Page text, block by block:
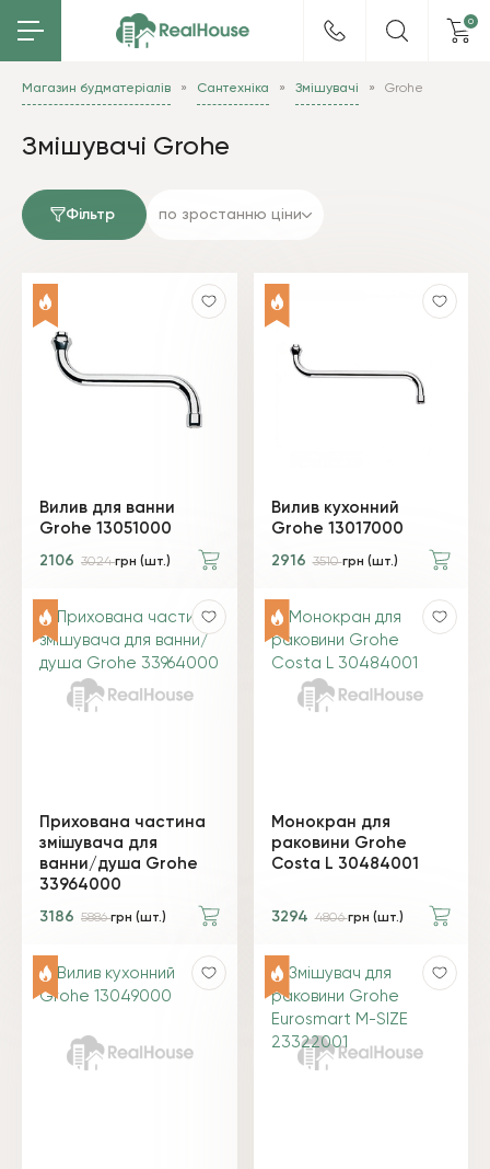
0
Магазин будматеріалів Сантехніка Змішувачі Grohe
Змішувачі Grohe
Фільтр по зростанню ціни
Вилив для ванни
Grohe 13051000
2106 3024грн (шт.)
Вилив кухонний
Grohe 13017000
2916 3510грн (шт.)
Прихована частина
змішувача для
ванни/душа Grohe
33964000
3186 5886грн (шт.)
Монокран для
раковини Grohe
Costa L 30484001
3294 4806грн (шт.)